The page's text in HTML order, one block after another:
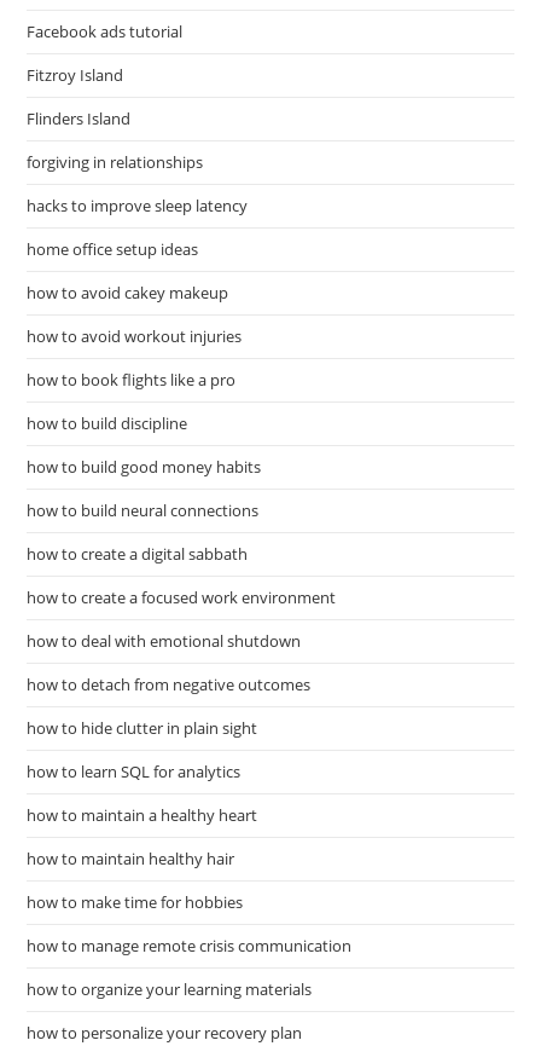
Facebook ads tutorial
Fitzroy Island
Flinders Island
forgiving in relationships
hacks to improve sleep latency
home office setup ideas
how to avoid cakey makeup
how to avoid workout injuries
how to book flights like a pro
how to build discipline
how to build good money habits
how to build neural connections
how to create a digital sabbath
how to create a focused work environment
how to deal with emotional shutdown
how to detach from negative outcomes
how to hide clutter in plain sight
how to learn SQL for analytics
how to maintain a healthy heart
how to maintain healthy hair
how to make time for hobbies
how to manage remote crisis communication
how to organize your learning materials
how to personalize your recovery plan